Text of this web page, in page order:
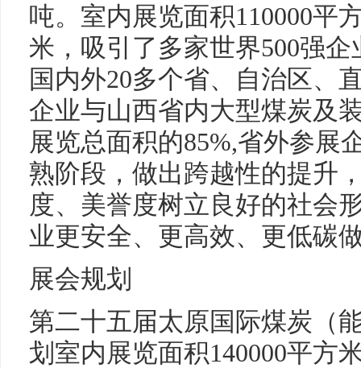
吨。室内展览面积110000平
米，吸引了多家世界500强
国内外20多个省、自治区、
企业与山西省内大型煤炭及
展览总面积的85%,省外参展
熟阶段，做出跨越性的提升
度、美誉度树立良好的社会
业更安全、更高效、更低碳
展会规划
第二十五届太原国际煤炭（
划室内展览面积140000平方